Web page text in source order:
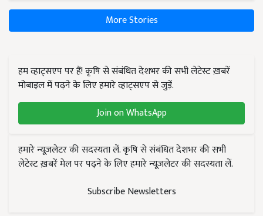
More Stories
हम व्हाट्सएप पर हैं! कृषि से संबंधित देशभर की सभी लेटेस्ट ख़बरें
मोबाइल में पढ़ने के लिए हमारे व्हाट्सएप से जुड़ें.
Join on WhatsApp
हमारे न्यूज़लेटर की सदस्यता लें. कृषि से संबंधित देशभर की सभी
लेटेस्ट ख़बरें मेल पर पढ़ने के लिए हमारे न्यूज़लेटर की सदस्यता लें.
Subscribe Newsletters